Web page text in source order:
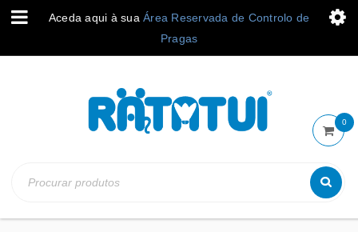
Aceda aqui à sua Área Reservada de Controlo de
Pragas
0